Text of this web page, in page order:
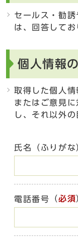
セールス・勧
は、回答してお
個人情報
取得した個人
またはご意見
し、それ以外
氏名（ふりがな
電話番号 （必須